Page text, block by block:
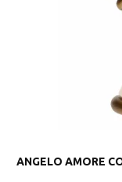
ANGELO AMORE